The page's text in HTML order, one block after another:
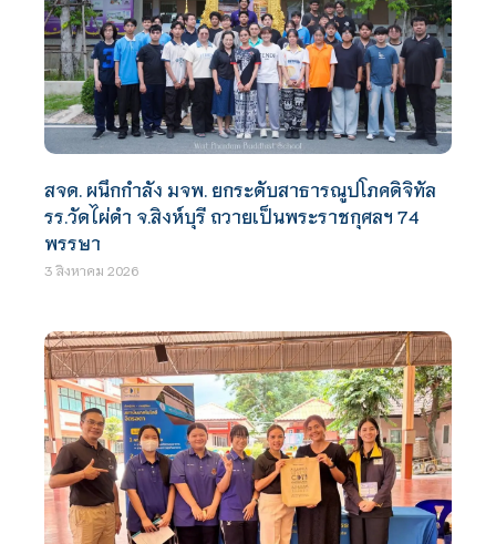
สจด. ผนึกกำลัง มจพ. ยกระดับสาธารณูปโภคดิจิทัล
รร.วัดไผ่ดำ จ.สิงห์บุรี ถวายเป็นพระราชกุศลฯ 74
พรรษา
3 สิงหาคม 2026